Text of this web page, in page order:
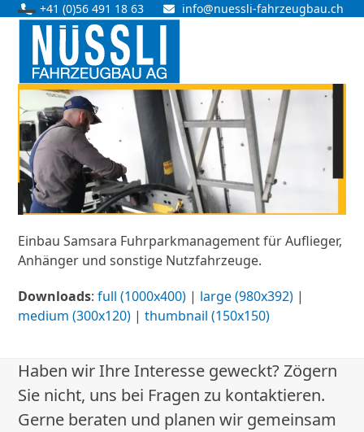
Skip
content
+41 (0)56 491 18 63 info@nuessli-fahrzeugbau.ch
Open
mobile
menu
Close
mobile
menu
Einbau Samsara Fuhrparkmanagement für Auflieger,
Anhänger und sonstige Nutzfahrzeuge.
Downloads:full (1000x400) | large (980x392) |
medium (300x120) |thumbnail (150x150)
Haben wir Ihre Interesse geweckt? Zögern
Sie nicht, uns bei Fragen zu kontaktieren.
Gerne beraten und planen wir gemeinsam